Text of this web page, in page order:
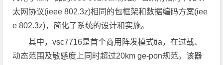
太网协议(ieee 802.3z)相同的包框架和数据编码方案(iee
e 802.3z)，简化了系统的设计和实施。
其中，vsc7716是首个商用阵发模式tia，在过载、
动态范围及敏感度上同时超过20km ge-pon规范。该器